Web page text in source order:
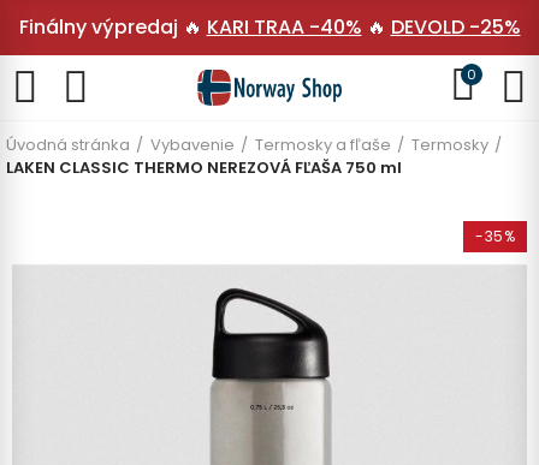
Finálny výpredaj 🔥 KARI TRAA -40% 🔥 DEVOLD -25%
0
Úvodná stránka Vybavenie Termosky a fľaše
Termosky
LAKEN CLASSIC THERMO NEREZOVÁ FĽAŠA 750 ml
-35%